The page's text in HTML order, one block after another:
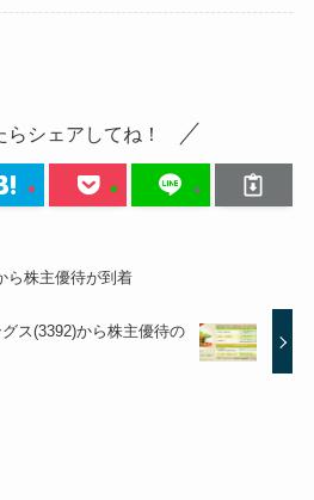
らシェアしてね！
ら株主優待が到着
ス(3392)から株主優待の